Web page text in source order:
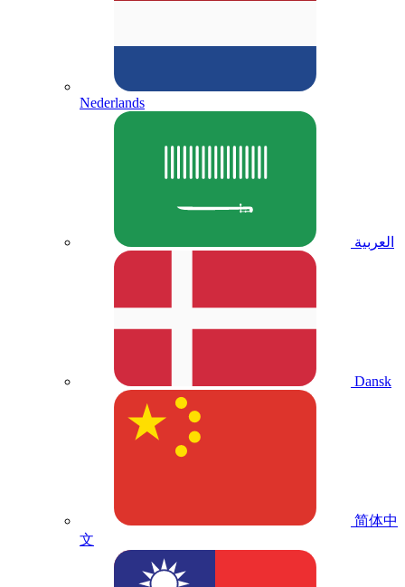
Nederlands
العربية
Dansk
简体中
文